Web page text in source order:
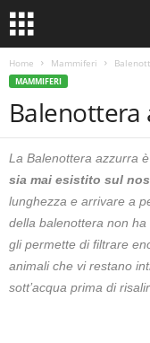
Home Mammiferi
MAMMIFERI
Balenottera
La Balenottera azzurra
sia mai esistito sul
lunghezza e arrivare a
della balenottera non
gli permette di filtrare
animali che vi restano
sott’acqua prima di